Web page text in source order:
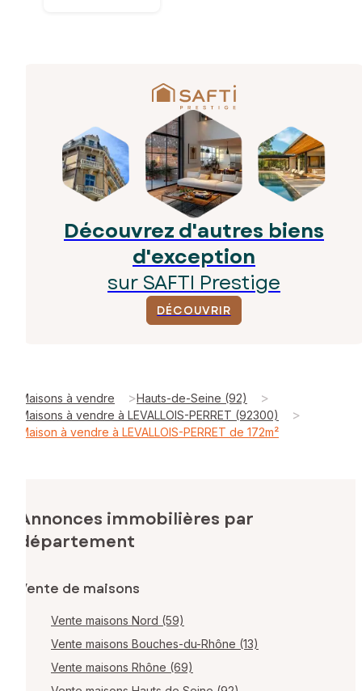
Découvrez d'autres biens
d'exception
sur SAFTI Prestige
DÉCOUVRIR
Maisons à vendre >Hauts-de-Seine (92) >
Maisons à vendre à LEVALLOIS-PERRET (92300) >
Maison à vendre à LEVALLOIS-PERRET de 172m²
Annonces immobilières par
département
Vente de maisons
Vente maisons Nord (59)
Vente maisons Bouches-du-Rhône (13)
Vente maisons Rhône (69)